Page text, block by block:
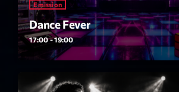
Scene
Sports
Technology
Trends
Emission
Dance Fever
17:00 - 19:00